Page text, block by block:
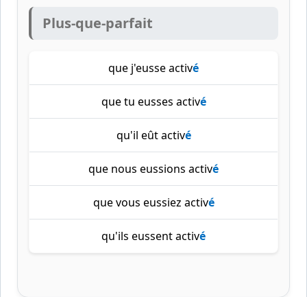
Plus-que-parfait
que j'eusse activé
que tu eusses activé
qu'il eût activé
que nous eussions activé
que vous eussiez activé
qu'ils eussent activé